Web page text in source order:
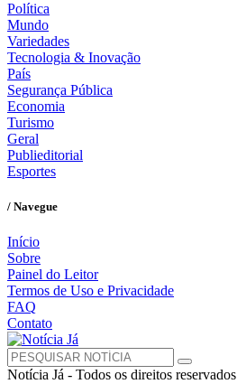
Política
Mundo
Variedades
Tecnologia & Inovação
País
Segurança Pública
Economia
Turismo
Geral
Publieditorial
Esportes
/ Navegue
Início
Sobre
Painel do Leitor
Termos de Uso e Privacidade
FAQ
Contato
Notícia Já - Todos os direitos reservados